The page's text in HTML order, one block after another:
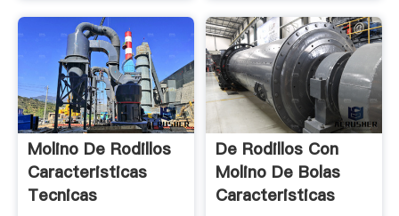
Molino De Rodillos
Caracteristicas
Tecnicas
De Rodillos Con
Molino De Bolas
Caracteristicas